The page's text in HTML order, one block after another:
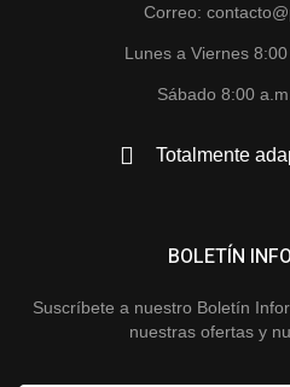
Correo:
Lunes a Viernes
Sábado 8:00
Totalmente
BOLETÍN
Suscríbete a nuestro Boletín
nuestras ofertas y